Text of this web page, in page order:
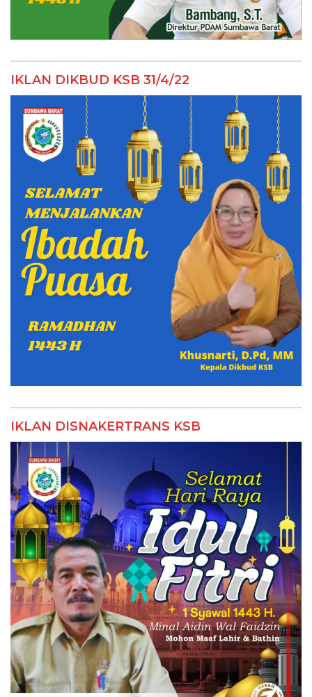
IKLAN DIKBUD KSB 31/4/22
IKLAN DISNAKERTRANS KSB